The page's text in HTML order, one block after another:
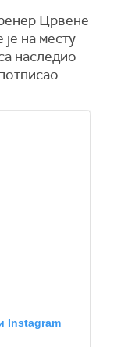
Црвене
на месту
наследио
Instagram